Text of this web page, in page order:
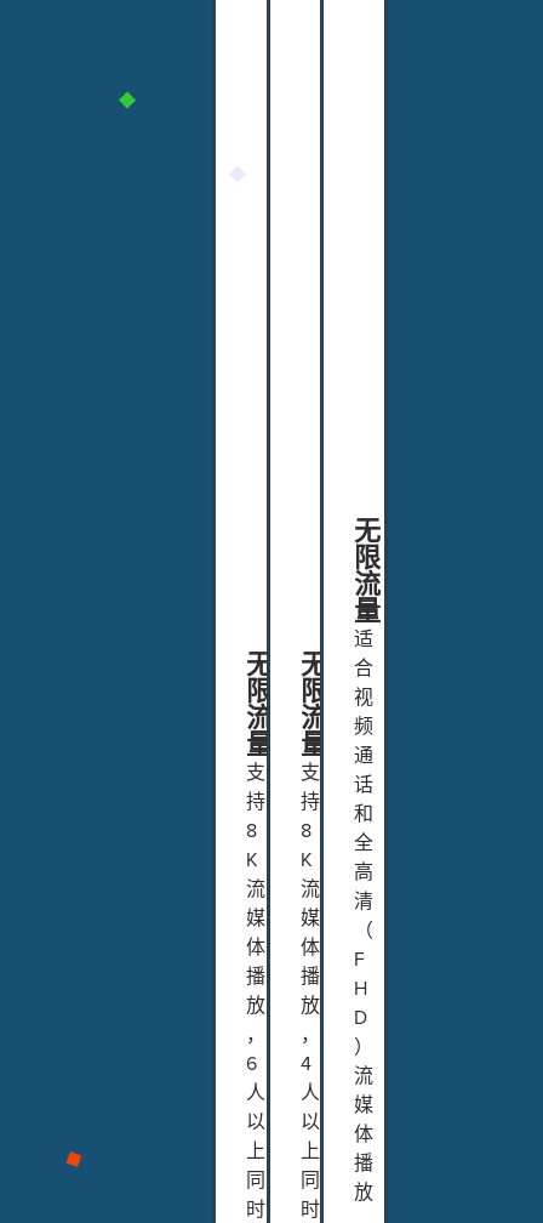
无
限
流
量
支
持
8
K
流
媒
体
播
放
，
6
人
以
上
同
时
无
限
流
量
支
持
8
K
流
媒
体
播
放
，
4
人
以
上
同
时
无
限
流
量
适
合
视
频
通
话
和
全
高
清
（
F
H
D
）
流
媒
体
播
放